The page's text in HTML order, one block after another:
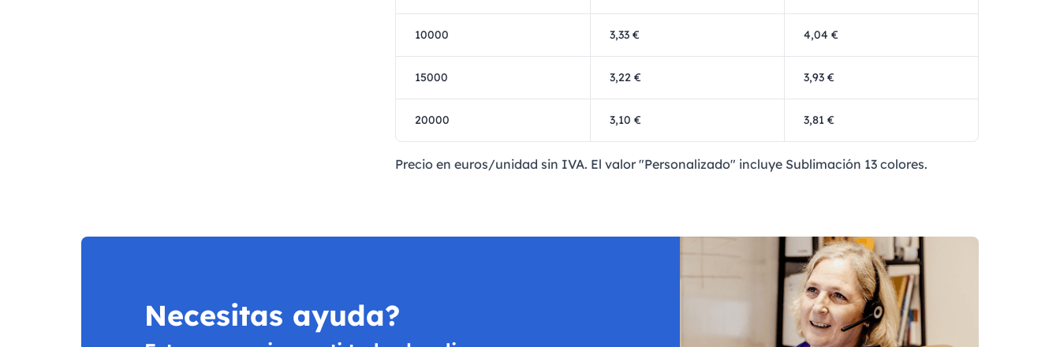
10000 3,33 € 4,04 €
15000 3,22 € 3,93 €
20000 3,10 € 3,81 €
Precio en euros/unidad sin IVA. El valor "Personalizado" incluye Sublimación 13 colores.
Necesitas ayuda?